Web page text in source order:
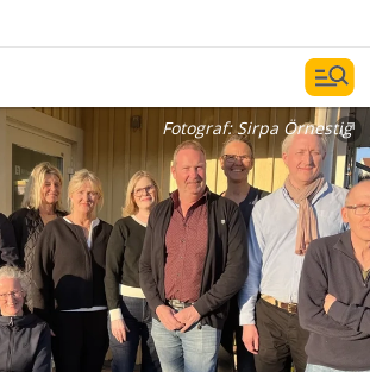
Fotograf:Sirpa Örnestig